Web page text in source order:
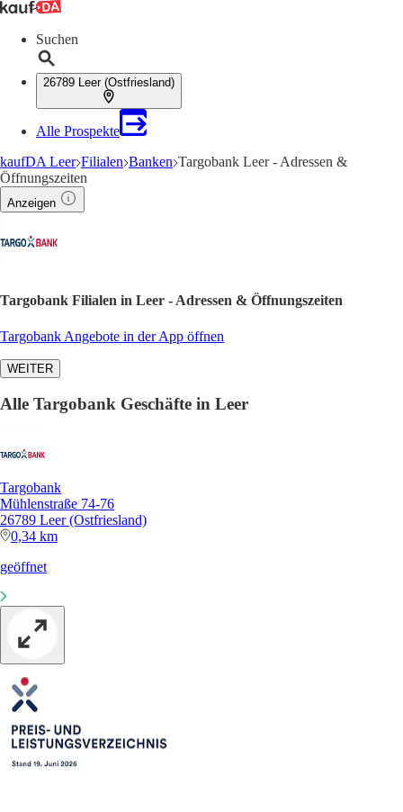
Suchen
26789 Leer (Ostfriesland)
Alle Prospekte
kaufDA Leer Filialen Banken Targobank Leer - Adressen &
Öffnungszeiten
Anzeigen
Targobank Filialen in Leer - Adressen & Öffnungszeiten
Targobank Angebote in der App öffnen
WEITER
Alle Targobank Geschäfte in Leer
Targobank
Mühlenstraße 74-76
26789 Leer (Ostfriesland)
0,34 km
geöffnet